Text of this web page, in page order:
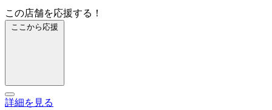
この店舗を応援する！
ここから応援
詳細を見る